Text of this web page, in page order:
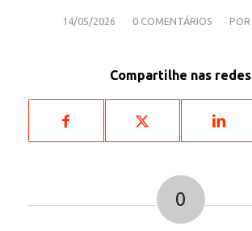
14/05/2026
/ 0 COMENTÁRIOS
/ POR
Compartilhe nas redes
0